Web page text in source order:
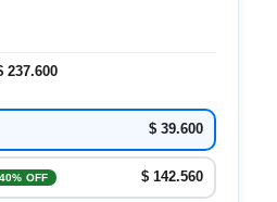
237.600
$ 39.600
40% OFF $ 142.560